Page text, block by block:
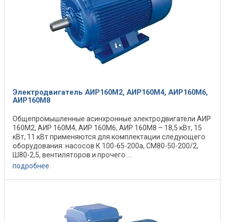
Электродвигатель АИР160М2, АИР160М4, АИР160М6,
АИР160М8
Общепромышленные асинхронные электродвигатели АИР
160М2, АИР 160М4, АИР 160М6, АИР 160М8 – 18,5 кВт, 15
кВт, 11 кВт применяются для комплектации следующего
оборудования: насосов К 100-65-200а, СМ80-50-200/2,
Ш80-2,5, вентиляторов и прочего ...
подробнее